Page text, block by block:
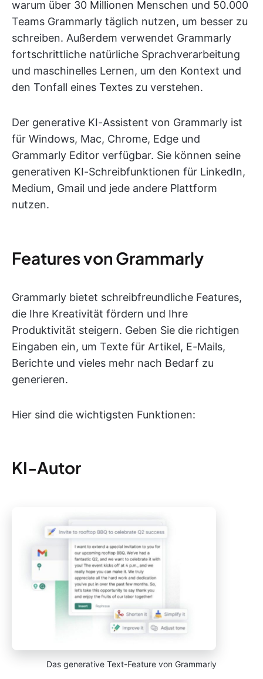
warum über 30 Millionen Menschen und 50.000
Teams Grammarly täglich nutzen, um besser zu
schreiben. Außerdem verwendet Grammarly
fortschrittliche natürliche Sprachverarbeitung
und maschinelles Lernen, um den Kontext und
den Tonfall eines Textes zu verstehen.
Der generative KI-Assistent von Grammarly ist
für Windows, Mac, Chrome, Edge und
Grammarly Editor verfügbar. Sie können seine
generativen KI-Schreibfunktionen für LinkedIn,
Medium, Gmail und jede andere Plattform
nutzen.
Features von Grammarly
Grammarly bietet schreibfreundliche Features,
die Ihre Kreativität fördern und Ihre
Produktivität steigern. Geben Sie die richtigen
Eingaben ein, um Texte für Artikel, E-Mails,
Berichte und vieles mehr nach Bedarf zu
generieren.
Hier sind die wichtigsten Funktionen:
KI-Autor
Das generative Text-Feature von Grammarly